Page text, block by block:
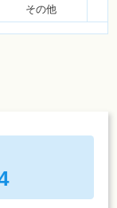
その他